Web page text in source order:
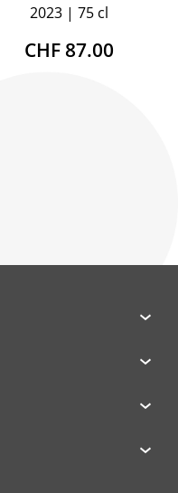
2023
75 cl
CHF 87.00